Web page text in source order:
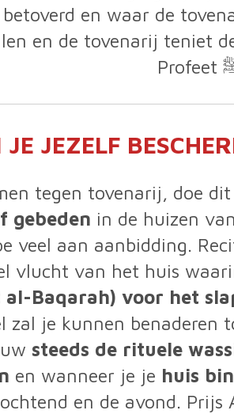
en waar de
en de tovenarij teniet
JEZELF
tegen tovenarij, doe
gebeden in de huizen
veel aan aanbidding.
vlucht van het huis
Baqarah) voor het
zal je kunnen
steeds de rituele
en wanneer je je huis
en de avond.